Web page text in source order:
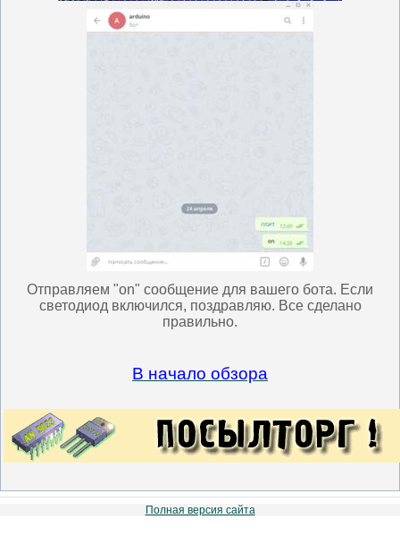
Отправляем "on" сообщение для вашего бота. Если
светодиод включился, поздравляю. Все сделано
правильно.
В начало обзора
Полная версия сайта